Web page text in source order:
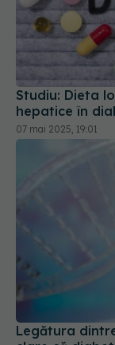
Studiu: Dieta
hepatice în
07 mai 2025, 19:01
Legătura
clare că
14 sep 2025, 12:58